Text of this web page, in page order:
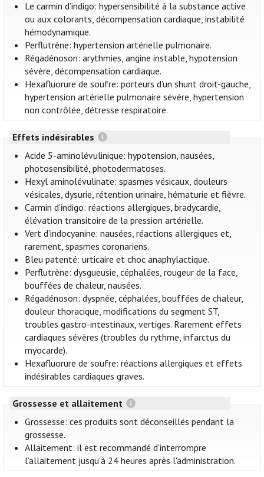
Le carmin d’indigo: hypersensibilité à la substance active
ou aux colorants, décompensation cardiaque, instabilité
hémodynamique.
Perflutrène: hypertension artérielle pulmonaire.
Régadénoson: arythmies, angine instable, hypotension
sévère, décompensation cardiaque.
Hexafluorure de soufre: porteurs d’un shunt droit-gauche,
hypertension artérielle pulmonaire sévère, hypertension
non contrôlée, détresse respiratoire.
Effets indésirables
Acide 5-aminolévulinique: hypotension, nausées,
photosensibilité, photodermatoses.
Hexyl aminolévulinate: spasmes vésicaux, douleurs
vésicales, dysurie, rétention urinaire, hématurie et fièvre.
Carmin d’indigo: réactions allergiques, bradycardie,
élévation transitoire de la pression artérielle.
Vert d’indocyanine: nausées, réactions allergiques et,
rarement, spasmes coronariens.
Bleu patenté: urticaire et choc anaphylactique.
Perflutrène: dysgueusie, céphalées, rougeur de la face,
bouffées de chaleur, nausées.
Régadénoson: dyspnée, céphalées, bouffées de chaleur,
douleur thoracique, modifications du segment ST,
troubles gastro-intestinaux, vertiges. Rarement effets
cardiaques sévères (troubles du rythme, infarctus du
myocarde).
Hexafluorure de soufre: réactions allergiques et effets
indésirables cardiaques graves.
Grossesse et allaitement
Grossesse: ces produits sont déconseillés pendant la
grossesse.
Allaitement: il est recommandé d’interrompre
l’allaitement jusqu'à 24 heures après l'administration.